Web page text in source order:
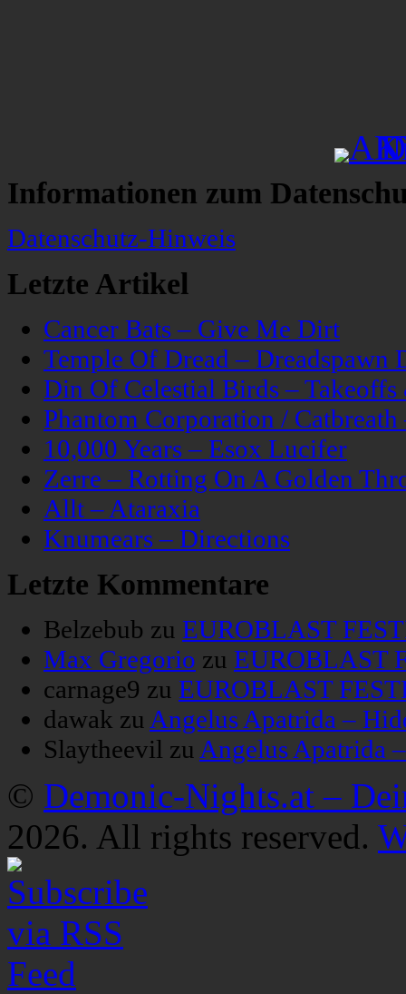
Informationen zum
Datenschutz-Hinweis
Letzte Artikel
Cancer Bats – Give Me Dirt
Temple Of Dread – Dreadspawn
Din Of Celestial Birds –
Phantom Corporation /
10,000 Years – Esox Lucifer
Zerre – Rotting On A Golden
Allt – Ataraxia
Knumears – Directions
Letzte Kommentare
Belzebub zu EUROBLAST
Max Gregorio zu EUROBLAST
carnage9 zu EUROBLAST
dawak zu Angelus Apatrida –
Slaytheevil zu Angelus Apatrida
© Demonic-Nights.at –
2026. All rights reserved.